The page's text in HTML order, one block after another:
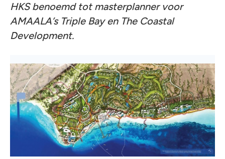
HKS benoemd tot masterplanner voor
AMAALA’s Triple Bay en The Coastal
Development.